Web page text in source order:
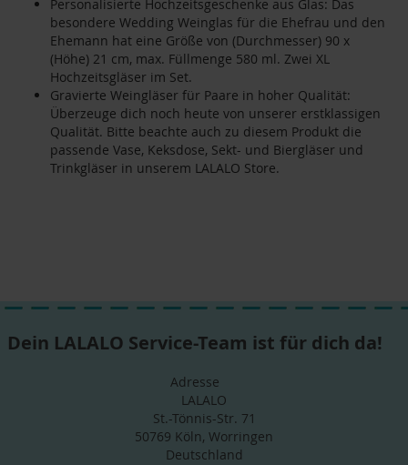
Personalisierte Hochzeitsgeschenke aus Glas: Das
besondere Wedding Weinglas für die Ehefrau und den
Ehemann hat eine Größe von (Durchmesser) 90 x
(Höhe) 21 cm, max. Füllmenge 580 ml. Zwei XL
Hochzeitsgläser im Set.
Gravierte Weingläser für Paare in hoher Qualität:
Überzeuge dich noch heute von unserer erstklassigen
Qualität. Bitte beachte auch zu diesem Produkt die
passende Vase, Keksdose, Sekt- und Biergläser und
Trinkgläser in unserem LALALO Store.
Dein LALALO Service-Team ist für dich da!
Adresse
LALALO
St.-Tönnis-Str. 71
50769 Köln, Worringen
Deutschland